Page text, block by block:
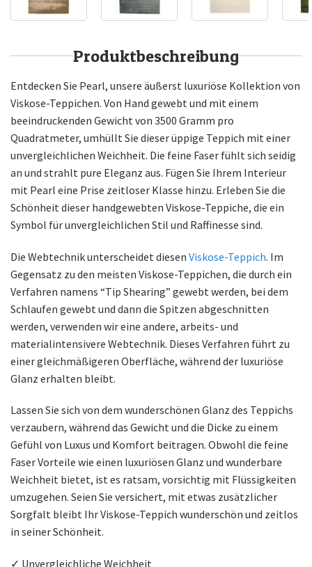
Produktbeschreibung
Entdecken Sie Pearl, unsere äußerst luxuriöse Kollektion von
Viskose-Teppichen. Von Hand gewebt und mit einem
beeindruckenden Gewicht von 3500 Gramm pro
Quadratmeter, umhüllt Sie dieser üppige Teppich mit einer
unvergleichlichen Weichheit. Die feine Faser fühlt sich seidig
an und strahlt pure Eleganz aus. Fügen Sie Ihrem Interieur
mit Pearl eine Prise zeitloser Klasse hinzu. Erleben Sie die
Schönheit dieser handgewebten Viskose-Teppiche, die ein
Symbol für unvergleichlichen Stil und Raffinesse sind.
Die Webtechnik unterscheidet diesen Viskose-Teppich. Im
Gegensatz zu den meisten Viskose-Teppichen, die durch ein
Verfahren namens “Tip Shearing” gewebt werden, bei dem
Schlaufen gewebt und dann die Spitzen abgeschnitten
werden, verwenden wir eine andere, arbeits- und
materialintensivere Webtechnik. Dieses Verfahren führt zu
einer gleichmäßigeren Oberfläche, während der luxuriöse
Glanz erhalten bleibt.
Lassen Sie sich von dem wunderschönen Glanz des Teppichs
verzaubern, während das Gewicht und die Dicke zu einem
Gefühl von Luxus und Komfort beitragen. Obwohl die feine
Faser Vorteile wie einen luxuriösen Glanz und wunderbare
Weichheit bietet, ist es ratsam, vorsichtig mit Flüssigkeiten
umzugehen. Seien Sie versichert, mit etwas zusätzlicher
Sorgfalt bleibt Ihr Viskose-Teppich wunderschön und zeitlos
in seiner Schönheit.
✓ Unvergleichliche Weichheit